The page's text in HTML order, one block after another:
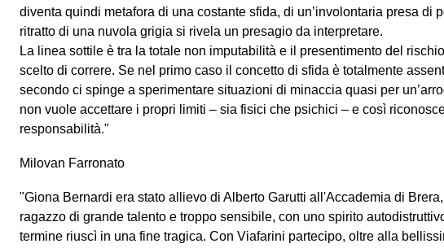
diventa quindi metafora di una costante sfida, di un’involontaria presa di
ritratto di una nuvola grigia si rivela un presagio da interpretare.
La linea sottile è tra la totale non imputabilità e il presentimento del
scelto di correre. Se nel primo caso il concetto di sfida è totalmente
secondo ci spinge a sperimentare situazioni di minaccia quasi per
non vuole accettare i propri limiti – sia fisici che psichici – e così
responsabilità."
Milovan Farronato
"Giona Bernardi era stato allievo di Alberto Garutti all'Accademia di
ragazzo di grande talento e troppo sensibile, con uno spirito
termine riuscì in una fine tragica. Con Viafarini partecipo, oltre alla